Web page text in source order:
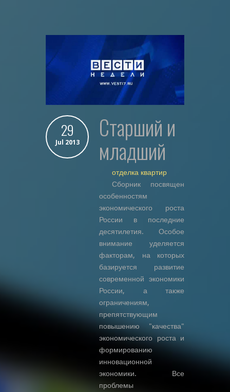
29
Jul 2013 старший и
младший
отделка квартир
Сборник посвящен
особенностям
экономического роста
России в последние
десятилетия. Особое
внимание уделяется
факторам, на которых
базируется развитие
современной экономики
России, а также
ограничениям,
препятствующим
повышению "качества"
экономического роста и
формированию
инновационной
экономики. Все
проблемы